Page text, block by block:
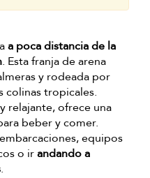
a poca distancia de la
. Esta franja de arena
y rodeada por
colinas tropicales.
relajante, ofrece una
beber y comer.
equipos
o irandando a
.